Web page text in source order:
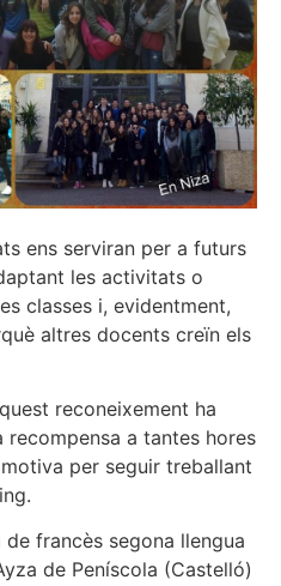
ens serviran per a futurs
les activitats o
classes i, evidentment,
altres docents creïn els
reconeixement ha
a tantes hores
per seguir treballant
francès segona llengua
de Peníscola (Castelló)